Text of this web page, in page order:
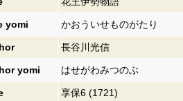
yomi かおういせものがたり
長谷川光信
yomi はせがわみつのぶ
享保6 (1721)